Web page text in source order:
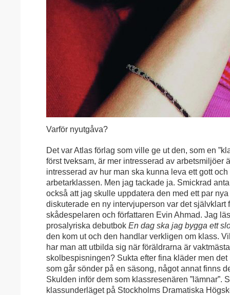
Varför nyutgåva?
Det var Atlas förlag som ville ge ut den, som en
först tveksam, är mer intresserad av arbetsmiljöer
intresserad av hur man ska kunna leva ett gott
arbetarklassen. Men jag tackade ja. Smickrad
också att jag skulle uppdatera den med ett par nya
diskuterade en ny intervjuperson var det självklart
skådespelaren och författaren Evin Ahmad. Jag
prosalyriska debutbok En dag ska jag bygga ett
den kom ut och den handlar verkligen om klass.
har man att utbilda sig när föräldrarna är
skolbespisningen? Sukta efter fina kläder men
som går sönder på en säsong, något annat finns
Skulden inför dem som klassresenären ”lämnar”.
klassunderläget på Stockholms Dramatiska